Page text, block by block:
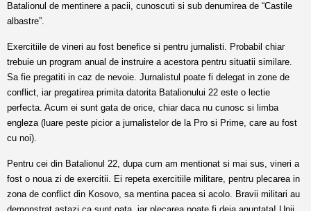
Batalionul de mentinere a pacii, cunoscuti si sub denumirea de “Castile
albastre”.
Exercitiile de vineri au fost benefice si pentru jurnalisti. Probabil chiar
trebuie un program anual de instruire a acestora pentru situatii similare.
Sa fie pregatiti in caz de nevoie. Jurnalistul poate fi delegat in zone de
conflict, iar pregatirea primita datorita Batalionului 22 este o lectie
perfecta. Acum ei sunt gata de orice, chiar daca nu cunosc si limba
engleza (luare peste picior a jurnalistelor de la Pro si Prime, care au fost
cu noi).
Pentru cei din Batalionul 22, dupa cum am mentionat si mai sus, vineri a
fost o noua zi de exercitii. Ei repeta exercitiile militare, pentru plecarea in
zona de conflict din Kosovo, sa mentina pacea si acolo. Bravii militari au